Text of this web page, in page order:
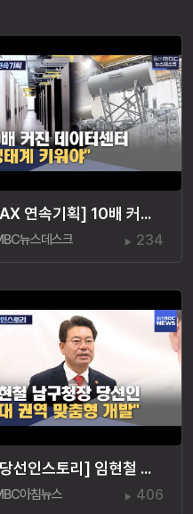
[AX 연속기획] 10배 커진 데이터센터 "생태계 키워야"
뉴스데스크 234
[당선인스토리] 임현철 남구청장 당선인‥"권역 개발"
아침뉴스 406